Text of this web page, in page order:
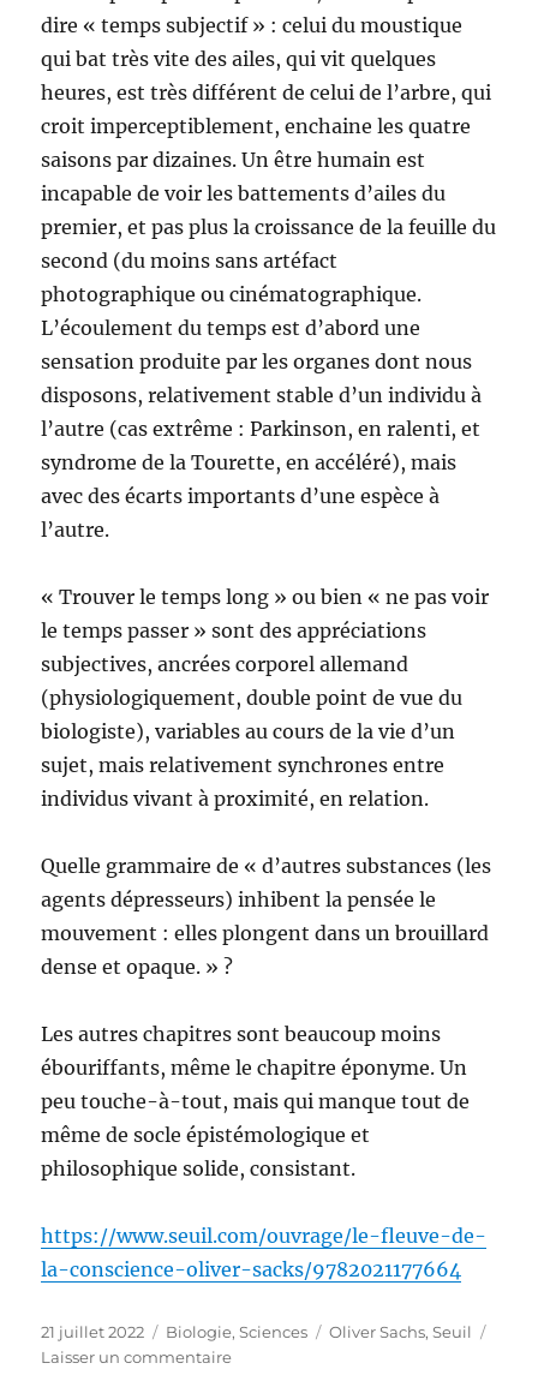
dire « temps subjectif » : celui du moustique
qui bat très vite des ailes, qui vit quelques
heures, est très différent de celui de l’arbre, qui
croit imperceptiblement, enchaine les quatre
saisons par dizaines. Un être humain est
incapable de voir les battements d’ailes du
premier, et pas plus la croissance de la feuille du
second (du moins sans artéfact
photographique ou cinématographique.
L’écoulement du temps est d’abord une
sensation produite par les organes dont nous
disposons, relativement stable d’un individu à
l’autre (cas extrême : Parkinson, en ralenti, et
syndrome de la Tourette, en accéléré), mais
avec des écarts importants d’une espèce à
l’autre.
« Trouver le temps long » ou bien « ne pas voir
le temps passer » sont des appréciations
subjectives, ancrées corporel allemand
(physiologiquement, double point de vue du
biologiste), variables au cours de la vie d’un
sujet, mais relativement synchrones entre
individus vivant à proximité, en relation.
Quelle grammaire de « d’autres substances (les
agents dépresseurs) inhibent la pensée le
mouvement : elles plongent dans un brouillard
dense et opaque. » ?
Les autres chapitres sont beaucoup moins
ébouriffants, même le chapitre éponyme. Un
peu touche-à-tout, mais qui manque tout de
même de socle épistémologique et
philosophique solide, consistant.
https://www.seuil.com/ouvrage/le-fleuve-de-
la-conscience-oliver-sacks/9782021177664
Publié
le
21 juillet 2022 Catégories
Biologie,Sciences Étiquettes
Oliver Sachs,Seuil
Laisser un commentairesur